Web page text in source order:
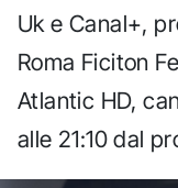
Uk e Canal+,
Roma Ficiton
Atlantic HD,
alle 21:10 dal